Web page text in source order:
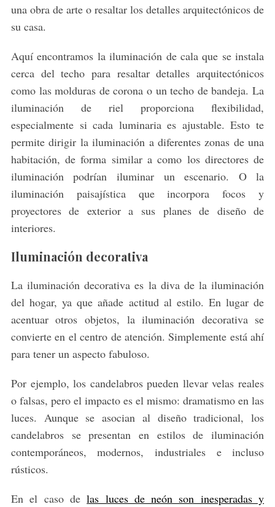
una obra de arte o resaltar los detalles arquitectónicos de
su casa.
Aquí encontramos la iluminación de cala que se instala
cerca del techo para resaltar detalles arquitectónicos
como las molduras de corona o un techo de bandeja. La
iluminación de riel proporciona flexibilidad,
especialmente si cada luminaria es ajustable. Esto te
permite dirigir la iluminación a diferentes zonas de una
habitación, de forma similar a como los directores de
iluminación podrían iluminar un escenario. O la
iluminación paisajística que incorpora focos y
proyectores de exterior a sus planes de diseño de
interiores.
Iluminación decorativa
La iluminación decorativa es la diva de la iluminación
del hogar, ya que añade actitud al estilo. En lugar de
acentuar otros objetos, la iluminación decorativa se
convierte en el centro de atención. Simplemente está ahí
para tener un aspecto fabuloso.
Por ejemplo, los candelabros pueden llevar velas reales
o falsas, pero el impacto es el mismo: dramatismo en las
luces. Aunque se asocian al diseño tradicional, los
candelabros se presentan en estilos de iluminación
contemporáneos, modernos, industriales e incluso
rústicos.
En el caso delas luces de neón son inesperadas y